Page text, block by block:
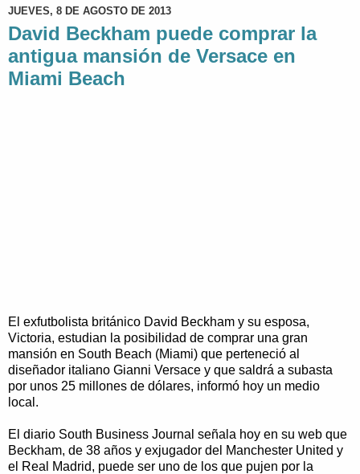
JUEVES, 8 DE AGOSTO DE 2013
David Beckham puede comprar la
antigua mansión de Versace en
Miami Beach
El exfutbolista británico David Beckham y su esposa,
Victoria, estudian la posibilidad de comprar una gran
mansión en South Beach (Miami) que perteneció al
diseñador italiano Gianni Versace y que saldrá a subasta
por unos 25 millones de dólares, informó hoy un medio
local.
El diario South Business Journal señala hoy en su web que
Beckham, de 38 años y exjugador del Manchester United y
el Real Madrid, puede ser uno de los que pujen por la